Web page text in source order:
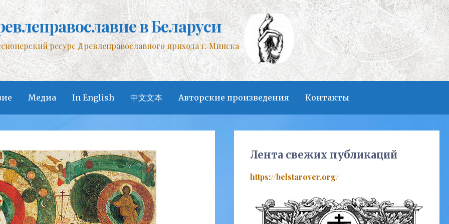
в Беларуси
ресурс Древлеправославного прихода г. Минска
Медиа In English 中文文本 Авторские произведения Контакты
Лента свежих публикаций
https://belstarover.org/